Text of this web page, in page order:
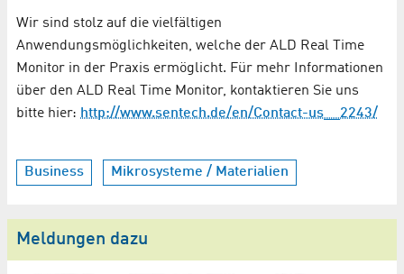
Wir sind stolz auf die vielfältigen
Anwendungsmöglichkeiten, welche der ALD Real Time
Monitor in der Praxis ermöglicht. Für mehr Informationen
über den ALD Real Time Monitor, kontaktieren Sie uns
bitte hier: http://www.sentech.de/en/Contact-us__2243/
Business Mikrosysteme / Materialien
Meldungen dazu